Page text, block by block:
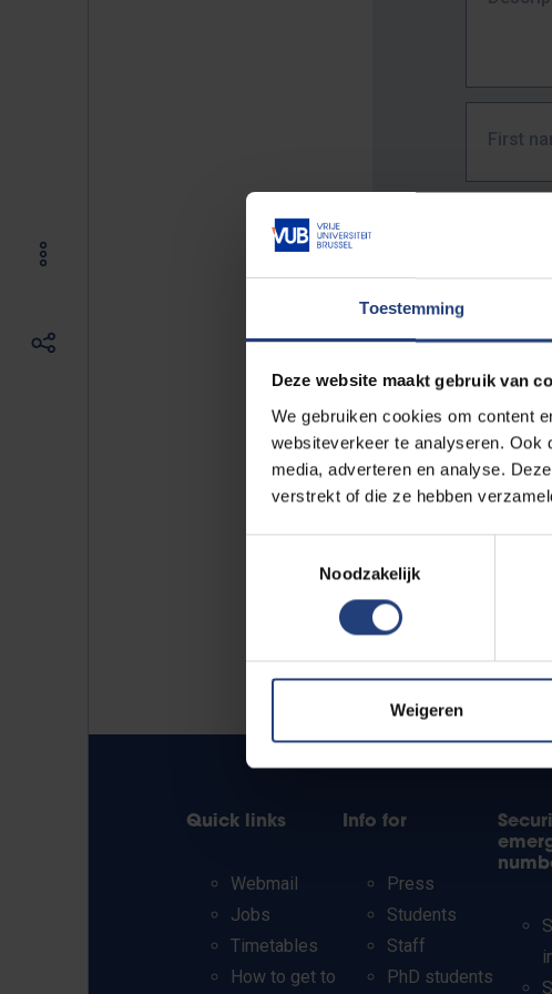
Toestemming
Deze website maakt gebruik van
We gebruiken cookies om content
websiteverkeer te analyseren. Ook
media, adverteren en analyse.
verstrekt of die ze hebben
Noodzakelijk
Weigeren
First
The full URL
E.g. https://
Quick links
Webmail
Jobs
Timetables
How to get to
Info for
Press
Students
Staff
PhD students